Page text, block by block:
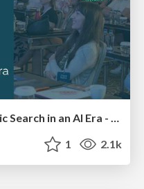
Winning Ecommerce Organic Search in an AI Era - #searchnstuff2025
1 2.1k